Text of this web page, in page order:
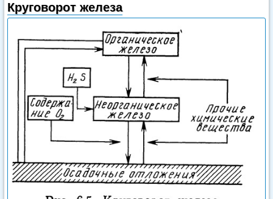
Круговорот железа